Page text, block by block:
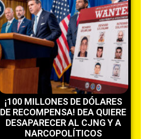
¡100 MILLONES DE DÓLARES
DE RECOMPENSA! DEA QUIERE
DESAPARECER AL CJNG Y A
NARCOPOLÍTICOS